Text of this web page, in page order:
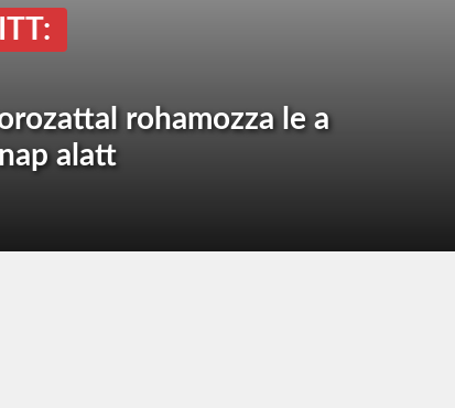
rohamozza le a
alatt